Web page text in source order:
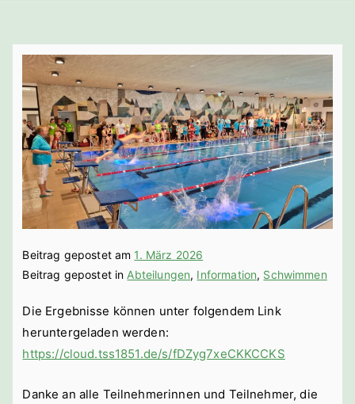
Schwarzen
bach a. d.
Saale
Beitrag gepostet am 1. März 2026
Beitrag gepostet in Abteilungen, Information, Schwimmen
Die Ergebnisse können unter folgendem Link
heruntergeladen werden:
https://cloud.tss1851.de/s/fDZyg7xeCKKCCKS
Danke an alle Teilnehmerinnen und Teilnehmer, die